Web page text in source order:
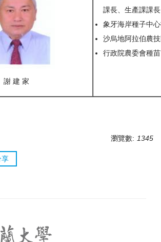
謝 建 家
課長、生產課課
象牙海岸種子中
沙烏地阿拉伯農
行政院農委會種
瀏覽數: 1345
享